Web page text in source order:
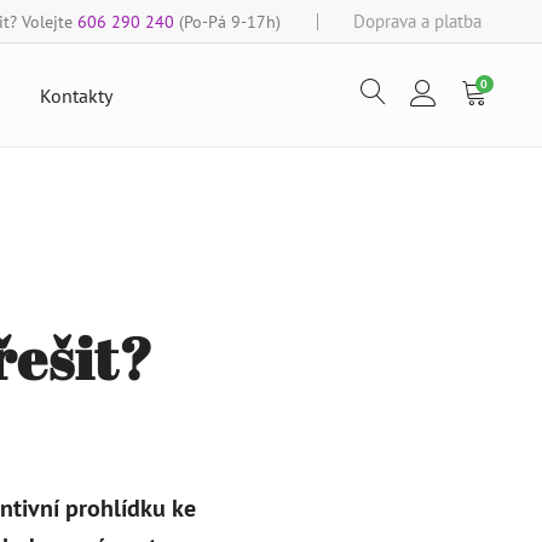
Volejte 606 290 240 (Po-Pá 9-17h) Doprava a platba
Kontakty 0
prohlídku ke